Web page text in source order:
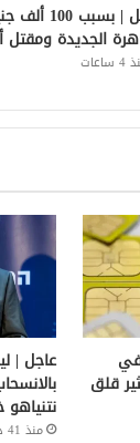
عاجل |
الجديدة ومقتل
قلق
عاجل |
نتنياهو
منذ 41 دقيقة